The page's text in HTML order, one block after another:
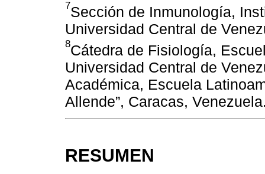
7Sección de Inmunología,
Universidad Central de
8Cátedra de Fisiología,
Universidad Central de
Académica, Escuela
Allende”, Caracas,
RESUMEN